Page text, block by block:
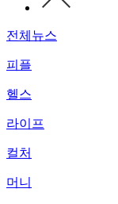
전체뉴스
피플
헬스
라이프
컬처
머니